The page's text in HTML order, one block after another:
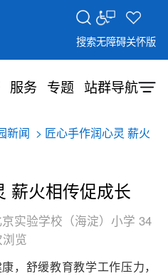
搜索无障碍关怀版
服务 专题 站群导航
新闻
> 匠心手作润心灵 薪火
薪火相传促成长
实验学校（海淀）小学 34
浏览
，舒缓教育教学工作压力，